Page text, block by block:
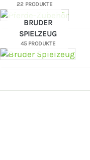
22 PRODUKTE
BRUDER
SPIELZEUG
45 PRODUKTE